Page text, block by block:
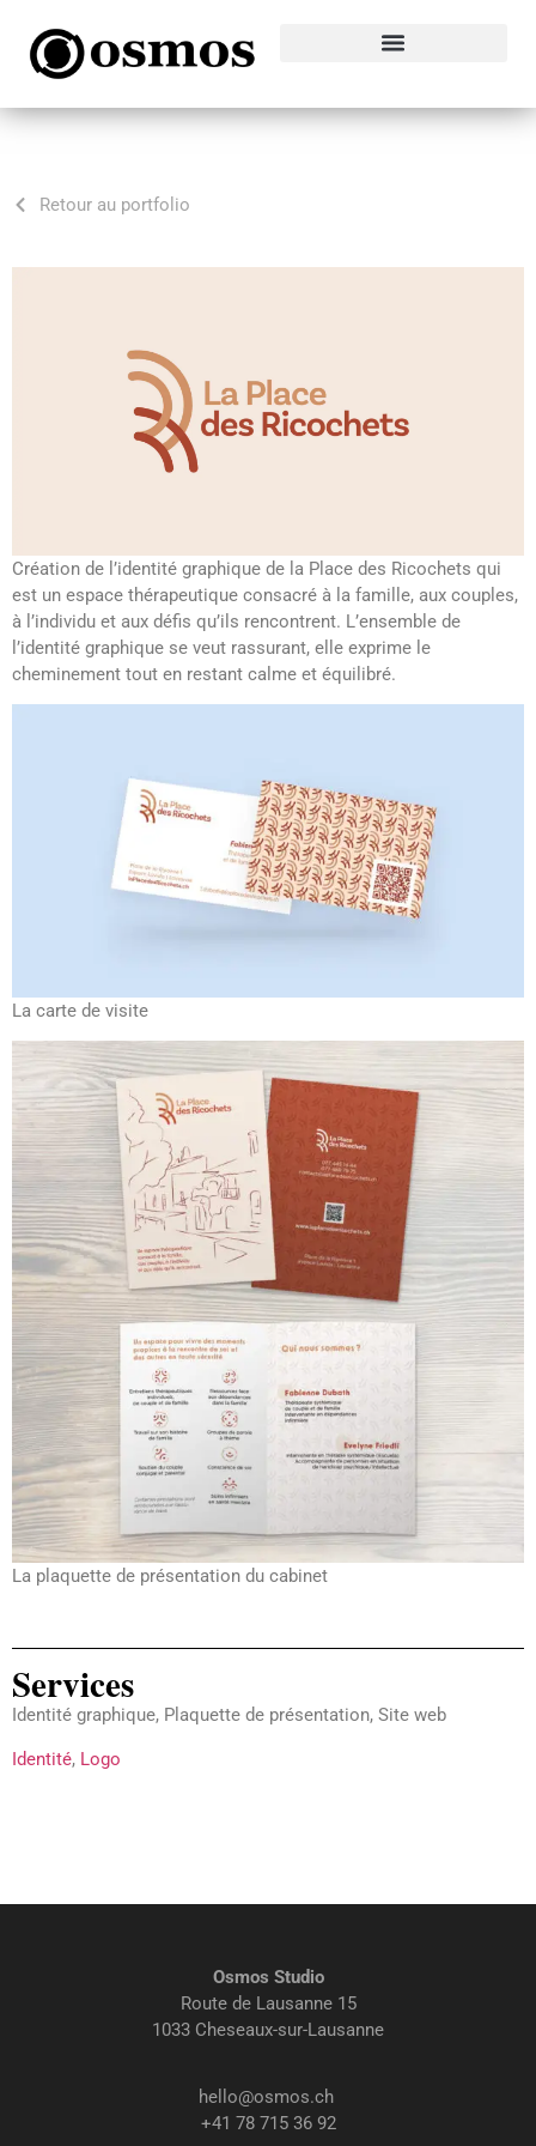
Retour au portfolio
Création de l’identité graphique de la Place des Ricochets qui
est un espace thérapeutique consacré à la famille, aux couples,
à l’individu et aux défis qu’ils rencontrent. L’ensemble de
l’identité graphique se veut rassurant, elle exprime le
cheminement tout en restant calme et équilibré.
La carte de visite
La plaquette de présentation du cabinet
Services
Identité graphique, Plaquette de présentation, Site web
Identité, Logo
Osmos Studio
Route de Lausanne 15
1033 Cheseaux-sur-Lausanne
hello@osmos.ch
+41 78 715 36 92